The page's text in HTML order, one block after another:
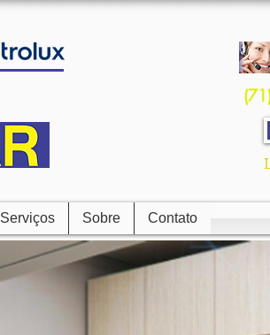
Serviços Sobre Contato